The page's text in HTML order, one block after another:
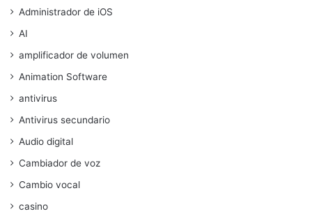
Administrador de iOS
AI
amplificador de volumen
Animation Software
antivirus
Antivirus secundario
Audio digital
Cambiador de voz
Cambio vocal
casino